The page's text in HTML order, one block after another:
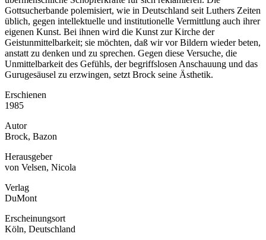
Gottsucherbande polemisiert, wie in Deutschland seit Luthers Zeiten
üblich, gegen intellektuelle und institutionelle Vermittlung auch ihrer
eigenen Kunst. Bei ihnen wird die Kunst zur Kirche der
Geistunmittelbarkeit; sie möchten, daß wir vor Bildern wieder beten,
anstatt zu denken und zu sprechen. Gegen diese Versuche, die
Unmittelbarkeit des Gefühls, der begriffslosen Anschauung und das
Gurugesäusel zu erzwingen, setzt Brock seine Ästhetik.
Erschienen
1985
Autor
Brock, Bazon
Herausgeber
von Velsen, Nicola
Verlag
DuMont
Erscheinungsort
Köln, Deutschland